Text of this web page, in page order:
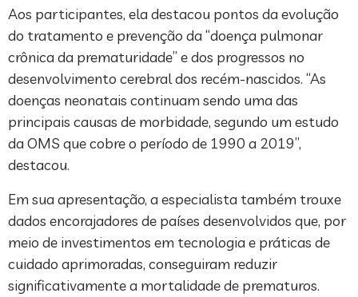
Aos participantes, ela destacou pontos da evolução
do tratamento e prevenção da “doença pulmonar
crônica da prematuridade” e dos progressos no
desenvolvimento cerebral dos recém-nascidos. “As
doenças neonatais continuam sendo uma das
principais causas de morbidade, segundo um estudo
da OMS que cobre o período de 1990 a 2019”,
destacou.
Em sua apresentação, a especialista também trouxe
dados encorajadores de países desenvolvidos que, por
meio de investimentos em tecnologia e práticas de
cuidado aprimoradas, conseguiram reduzir
significativamente a mortalidade de prematuros.